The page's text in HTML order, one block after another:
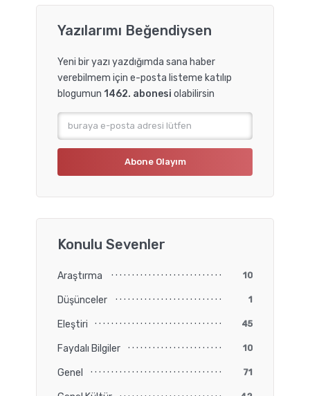
Yazılarımı Beğendiysen
Yeni bir yazı yazdığımda sana haber
verebilmem için e-posta listeme katılıp
blogumun 1462. abonesi olabilirsin
Konulu Sevenler
Araştırma 10
Düşünceler 1
Eleştiri 45
Faydalı Bilgiler 10
Genel 71